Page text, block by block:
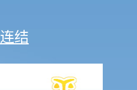
适用于电子形式作品？
作品的版权会有甚么特别之处
否会受到版权保护？那么互联网
结